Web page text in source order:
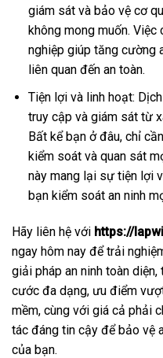
giám sát và bảo vệ cơ
không mong muốn.
nghiệp giúp tăng cường
liên quan đến an toàn.
Tiện lợi và linh hoạt:
truy cập và giám sát từ
Bất kể bạn ở đâu, chỉ
kiểm soát và quan sát
này mang lại sự tiện lợi
bạn kiểm soát an ninh
Hãy liên hệ với https://
ngay hôm nay để trải
giải pháp an ninh toàn
cước đa dạng, ưu điểm
mềm, cùng với giá cả phải
tác đáng tin cậy để bảo vệ
của bạn.